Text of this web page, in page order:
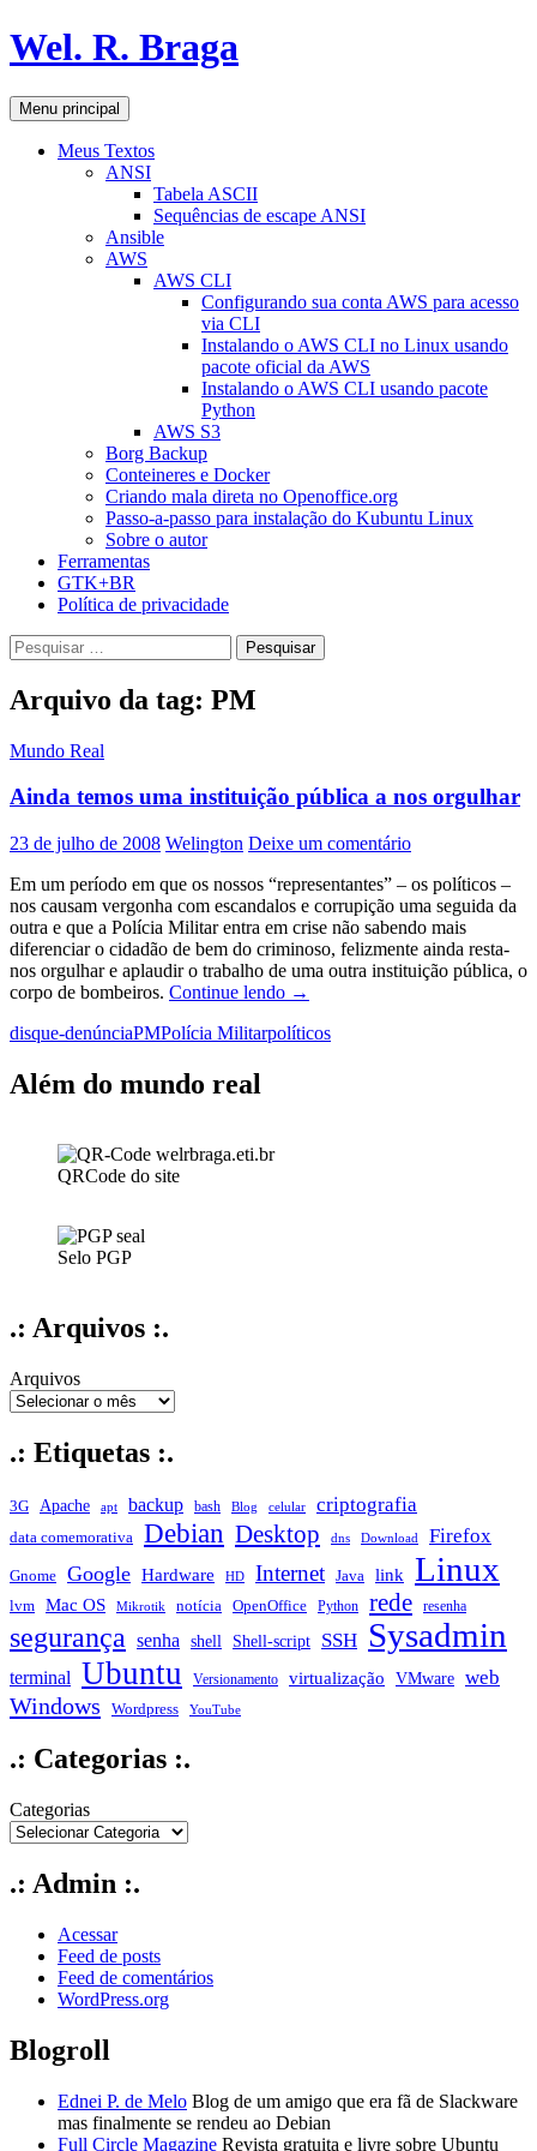
Pular
para
conteúdo
Wel. R. Braga
Pesquisar
Menu principal
Meus Textos
ANSI
Tabela ASCII
Sequências de escape ANSI
Ansible
AWS
AWS CLI
Configurando sua conta AWS para acesso
via CLI
Instalando o AWS CLI no Linux usando
pacote oficial da AWS
Instalando o AWS CLI usando pacote
Python
AWS S3
Borg Backup
Conteineres e Docker
Criando mala direta no Openoffice.org
Passo-a-passo para instalação do Kubuntu Linux
Sobre o autor
Ferramentas
GTK+BR
Política de privacidade
Pesquisar
por:
Arquivo da tag: PM
Mundo Real
Ainda temos uma instituição pública a nos orgulhar
23 de julho de 2008 Welington Deixe um comentário
Em um período em que os nossos “representantes” – os políticos –
nos causam vergonha com escandalos e corrupição uma seguida da
outra e que a Polícia Militar entra em crise não sabendo mais
diferenciar o cidadão de bem do criminoso, felizmente ainda resta-
nos orgulhar e aplaudir o trabalho de uma outra instituição pública, o
corpo de bombeiros. Continue lendo Ainda
uma
→
disque-denúnciaPMPolícia Militarpolíticos
Além do mundo real
QRCode do site
Selo PGP
.: Arquivos :.
Arquivos
.: Etiquetas :.
3G Apache apt backup bash Blog celular criptografia
data comemorativa Debian Desktop dns Download Firefox
Gnome Google Hardware HD Internet Java link Linux
lvm Mac OS Mikrotik notícia OpenOffice Python rede resenha
segurança senha shell Shell-script SSH Sysadmin
terminal Ubuntu Versionamento virtualização VMware web
Windows Wordpress YouTube
.: Categorias :.
Categorias
.: Admin :.
Acessar
Feed de posts
Feed de comentários
WordPress.org
Blogroll
Ednei P. de Melo Blog de um amigo que era fã de Slackware
mas finalmente se rendeu ao Debian
Full Circle Magazine Revista gratuita e livre sobre Ubuntu